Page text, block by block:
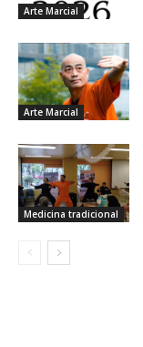
Arte Marcial
Arte Marcial
Medicina tradicional